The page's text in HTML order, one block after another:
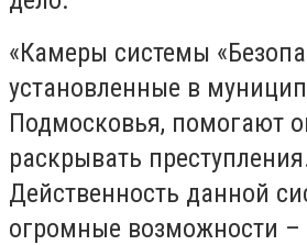
«Камеры системы
установленные в
Подмосковья, помогают
раскрывать
Действенность данной
огромные возможности –